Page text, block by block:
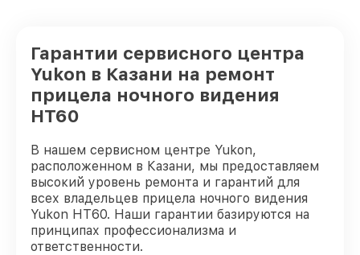
Гарантии сервисного центра
Yukon в Казани на ремонт
прицела ночного видения
HT60
В нашем сервисном центре Yukon,
расположенном в Казани, мы предоставляем
высокий уровень ремонта и гарантий для
всех владельцев прицела ночного видения
Yukon HT60. Наши гарантии базируются на
принципах профессионализма и
ответственности.